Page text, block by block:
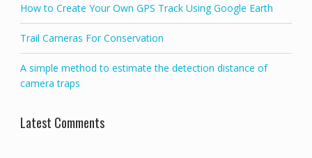
How to Create Your Own GPS Track Using Google Earth
Trail Cameras For Conservation
A simple method to estimate the detection distance of
camera traps
Latest Comments